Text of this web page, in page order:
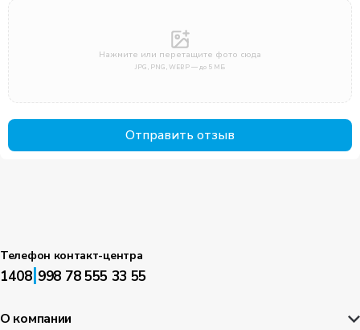
Нажмите или перетащите фото сюда
JPG, PNG, WEBP — до 5 МБ
Отправить отзыв
Телефон контакт-центра
1408|998 78 555 33 55
О компании